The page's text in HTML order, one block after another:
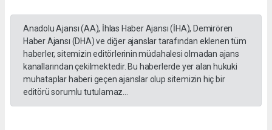
Anadolu Ajansı (AA), İhlas Haber Ajansı (İHA), Demirören
Haber Ajansı (DHA) ve diğer ajanslar tarafından eklenen tüm
haberler, sitemizin editörlerinin müdahalesi olmadan ajans
kanallarından çekilmektedir. Bu haberlerde yer alan hukuki
muhataplar haberi geçen ajanslar olup sitemizin hiç bir
editörü sorumlu tutulamaz...